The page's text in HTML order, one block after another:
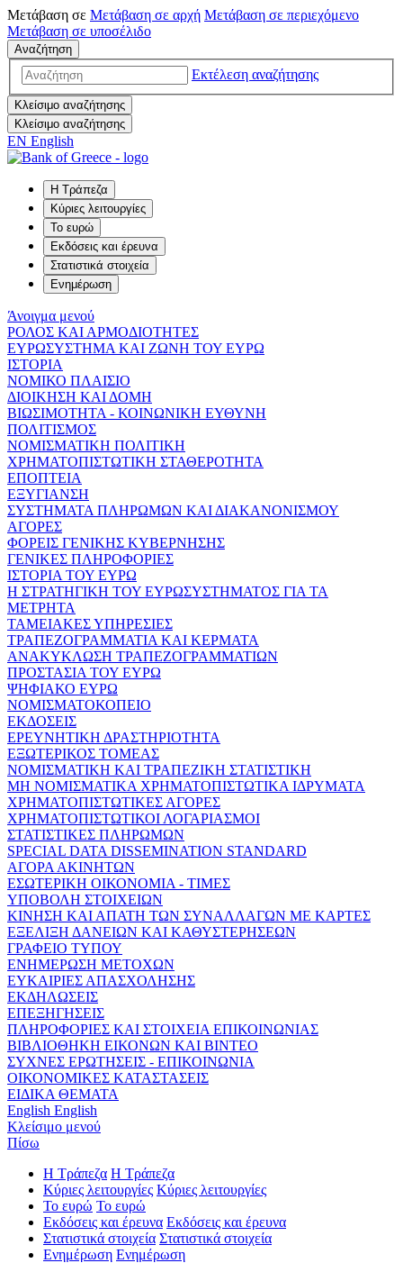
Μετάβαση σε Μετάβαση σε αρχή Μετάβαση σε περιεχόμενο
Μετάβαση σε υποσέλιδο
Αναζήτηση
Εκτέλεση αναζήτησης
Κλείσιμο αναζήτησης
Κλείσιμο αναζήτησης
EN English
Η Τράπεζα
Κύριες λειτουργίες
Το ευρώ
Εκδόσεις και έρευνα
Στατιστικά στοιχεία
Ενημέρωση
Άνοιγμα μενού
ΡΟΛΟΣ ΚΑΙ ΑΡΜΟΔΙΟΤΗΤΕΣ
ΕΥΡΩΣΥΣΤΗΜΑ ΚΑΙ ΖΩΝΗ ΤΟΥ ΕΥΡΩ
ΙΣΤΟΡΙΑ
ΝΟΜΙΚΟ ΠΛΑΙΣΙΟ
ΔΙΟΙΚΗΣΗ ΚΑΙ ΔΟΜΗ
ΒΙΩΣΙΜΟΤΗΤΑ - ΚΟΙΝΩΝΙΚΗ ΕΥΘΥΝΗ
ΠΟΛΙΤΙΣΜΟΣ
ΝΟΜΙΣΜΑΤΙΚΗ ΠΟΛΙΤΙΚΗ
ΧΡΗΜΑΤΟΠΙΣΤΩΤΙΚΗ ΣΤΑΘΕΡΟΤΗΤΑ
ΕΠΟΠΤΕΙΑ
ΕΞΥΓΙΑΝΣΗ
ΣΥΣΤΗΜΑΤΑ ΠΛΗΡΩΜΩΝ ΚΑΙ ΔΙΑΚΑΝΟΝΙΣΜΟΥ
ΑΓΟΡΕΣ
ΦΟΡΕΙΣ ΓΕΝΙΚΗΣ ΚΥΒΕΡΝΗΣΗΣ
ΓΕΝΙΚΕΣ ΠΛΗΡΟΦΟΡΙΕΣ
ΙΣΤΟΡΙΑ ΤΟΥ ΕΥΡΩ
Η ΣΤΡΑΤΗΓΙΚΗ ΤΟΥ ΕΥΡΩΣΥΣΤΗΜΑΤΟΣ ΓΙΑ ΤΑ
ΜΕΤΡΗΤΑ
ΤΑΜΕΙΑΚΕΣ ΥΠΗΡΕΣΙΕΣ
ΤΡΑΠΕΖΟΓΡΑΜΜΑΤΙΑ ΚΑΙ ΚΕΡΜΑΤΑ
ΑΝΑΚΥΚΛΩΣΗ ΤΡΑΠΕΖΟΓΡΑΜΜΑΤΙΩΝ
ΠΡΟΣΤΑΣΙΑ ΤΟΥ ΕΥΡΩ
ΨΗΦΙΑΚΟ ΕΥΡΩ
ΝΟΜΙΣΜΑΤΟΚΟΠΕΙΟ
ΕΚΔΟΣΕΙΣ
ΕΡΕΥΝΗΤΙΚΗ ΔΡΑΣΤΗΡΙΟΤΗΤΑ
ΕΞΩΤΕΡΙΚΟΣ ΤΟΜΕΑΣ
ΝΟΜΙΣΜΑΤΙΚΗ ΚΑΙ ΤΡΑΠΕΖΙΚΗ ΣΤΑΤΙΣΤΙΚΗ
ΜΗ ΝΟΜΙΣΜΑΤΙΚΑ ΧΡΗΜΑΤΟΠΙΣΤΩΤΙΚΑ ΙΔΡΥΜΑΤΑ
ΧΡΗΜΑΤΟΠΙΣΤΩΤΙΚΕΣ ΑΓΟΡΕΣ
ΧΡΗΜΑΤΟΠΙΣΤΩΤΙΚΟΙ ΛΟΓΑΡΙΑΣΜΟΙ
ΣΤΑΤΙΣΤΙΚΕΣ ΠΛΗΡΩΜΩΝ
SPECIAL DATA DISSEMINATION STANDARD
ΑΓΟΡΑ ΑΚΙΝΗΤΩΝ
ΕΣΩΤΕΡΙΚΗ ΟΙΚΟΝΟΜΙΑ - ΤΙΜΕΣ
ΥΠΟΒΟΛΗ ΣΤΟΙΧΕΙΩΝ
ΚΙΝΗΣΗ ΚΑΙ ΑΠΑΤΗ ΤΩΝ ΣΥΝΑΛΛΑΓΩΝ ΜΕ ΚΑΡΤΕΣ
ΕΞΕΛΙΞΗ ΔΑΝΕΙΩΝ ΚΑΙ ΚΑΘΥΣΤΕΡΗΣΕΩΝ
ΓΡΑΦΕΙΟ ΤΥΠΟΥ
ΕΝΗΜΕΡΩΣΗ ΜΕΤΟΧΩΝ
ΕΥΚΑΙΡΙΕΣ ΑΠΑΣΧΟΛΗΣΗΣ
ΕΚΔΗΛΩΣΕΙΣ
ΕΠΕΞΗΓΗΣΕΙΣ
ΠΛΗΡΟΦΟΡΙΕΣ ΚΑΙ ΣΤΟΙΧΕΙΑ ΕΠΙΚΟΙΝΩΝΙΑΣ
ΒΙΒΛΙΟΘΗΚΗ ΕΙΚΟΝΩΝ ΚΑΙ ΒΙΝΤΕΟ
ΣΥΧΝΕΣ ΕΡΩΤΗΣΕΙΣ - ΕΠΙΚΟΙΝΩΝΙΑ
ΟΙΚΟΝΟΜΙΚΕΣ ΚΑΤΑΣΤΑΣΕΙΣ
ΕΙΔΙΚΑ ΘΕΜΑΤΑ
English English
Κλείσιμο μενού
Πίσω
Η Τράπεζα Η Τράπεζα
Κύριες λειτουργίες Κύριες λειτουργίες
Το ευρώ Το ευρώ
Εκδόσεις και έρευνα Εκδόσεις και έρευνα
Στατιστικά στοιχεία Στατιστικά στοιχεία
Ενημέρωση Ενημέρωση